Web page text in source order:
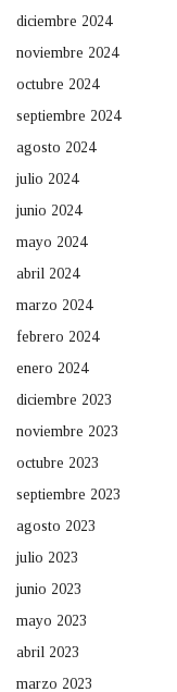
diciembre 2024
noviembre 2024
octubre 2024
septiembre 2024
agosto 2024
julio 2024
junio 2024
mayo 2024
abril 2024
marzo 2024
febrero 2024
enero 2024
diciembre 2023
noviembre 2023
octubre 2023
septiembre 2023
agosto 2023
julio 2023
junio 2023
mayo 2023
abril 2023
marzo 2023